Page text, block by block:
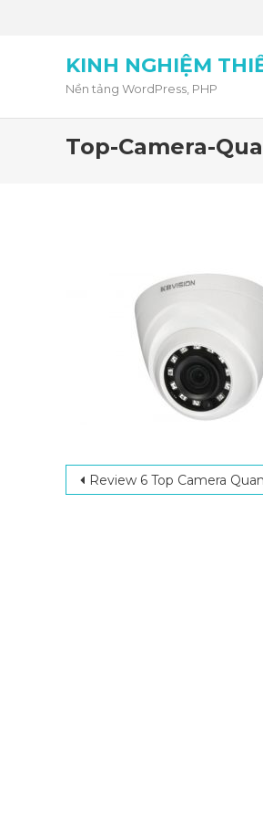
KINH NGHIỆM
Nền tảng WordPress, PHP
Top-Camera-
Post
Review 6 Top Camera Quan Sát Ban Đêm